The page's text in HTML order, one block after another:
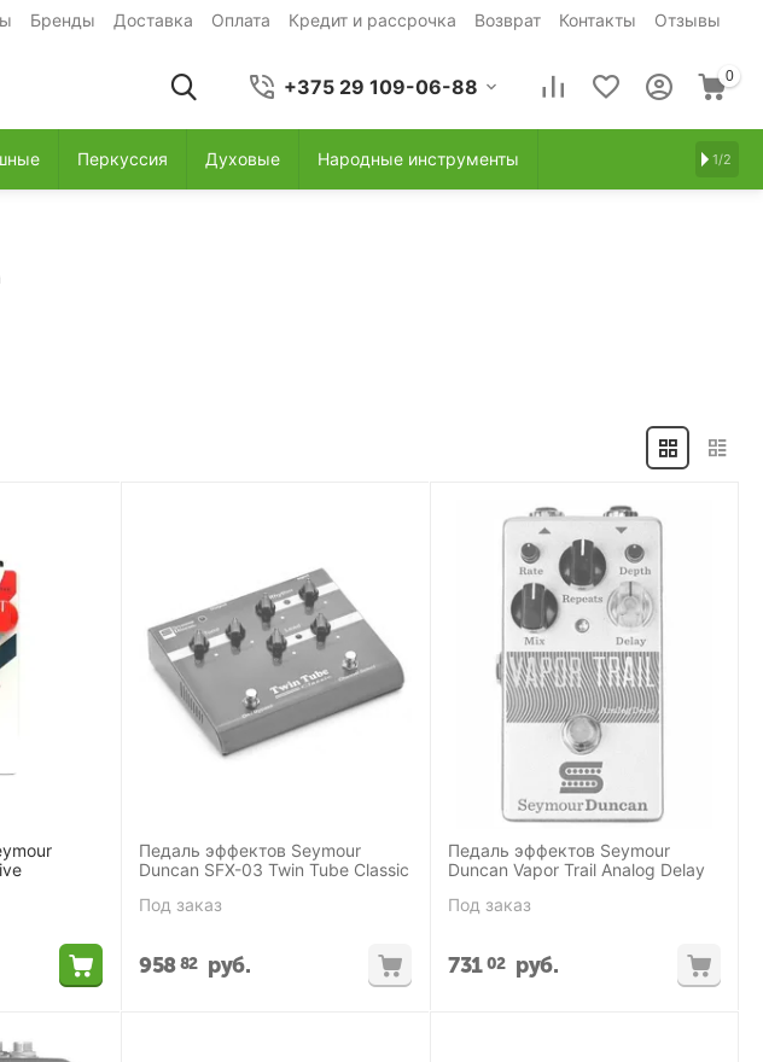
Бренды Доставка Оплата Кредит и рассрочка Возврат Контакты Отзывы
+375 29 109-06-88 0
Перкуссия Духовые Народные инструменты 1/2
Педаль эффектов Seymour
Duncan SFX-03 Twin Tube Classic
Под заказ
95882 руб.
Педаль эффектов Seymour
Duncan Vapor Trail Analog Delay
Под заказ
73102 руб.